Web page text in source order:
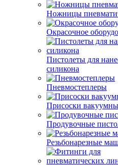
Ножницы
Окрасочное
Пистолеты для
силикона
Пневмостеплеры
Присоски
Продувочные
Резьбонарезные